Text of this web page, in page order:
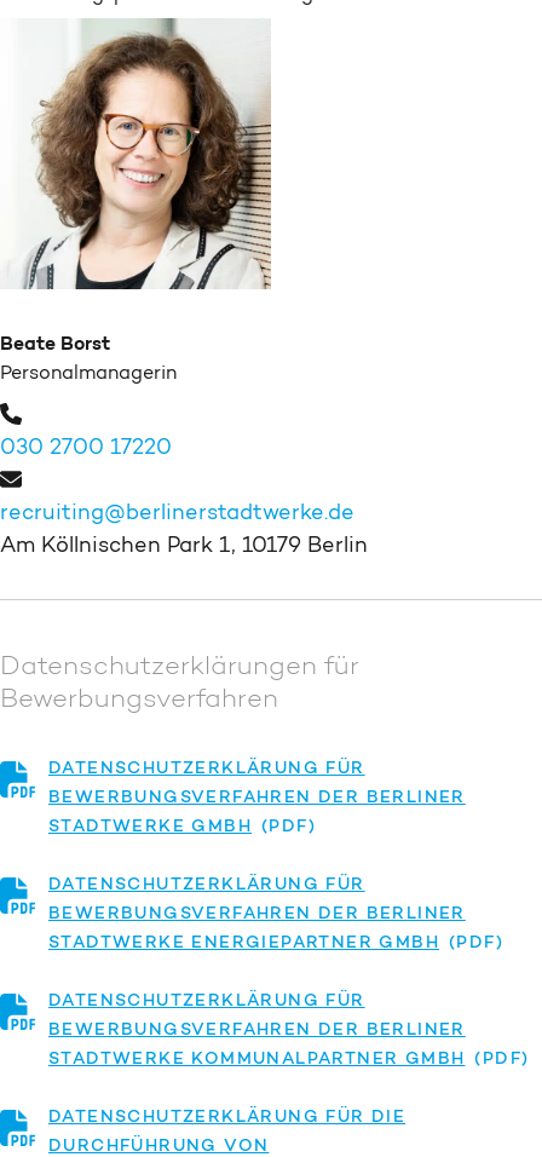
Beate Borst
Personalmanagerin
030 2700 17220
recruiting@berlinerstadtwerke.de
Am Köllnischen Park 1, 10179 Berlin
Datenschutzerklärungen für
Bewerbungsverfahren
DATENSCHUTZERKLÄRUNG FÜR
BEWERBUNGSVERFAHREN DER BERLINER
STADTWERKE GMBH
DATENSCHUTZERKLÄRUNG FÜR
BEWERBUNGSVERFAHREN DER BERLINER
STADTWERKE ENERGIEPARTNER GMBH
DATENSCHUTZERKLÄRUNG FÜR
BEWERBUNGSVERFAHREN DER BERLINER
STADTWERKE KOMMUNALPARTNER GMBH
DATENSCHUTZERKLÄRUNG FÜR DIE
DURCHFÜHRUNG VON